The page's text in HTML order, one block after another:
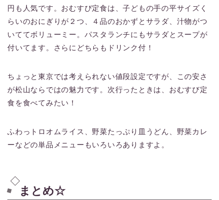
円も人気です。おむすび定食は、子どもの手の平サイズく
らいのおにぎりが２つ、４品のおかずとサラダ、汁物がつ
いててボリューミー。パスタランチにもサラダとスープが
付いてます。さらにどちらもドリンク付！
ちょっと東京では考えられない値段設定ですが、この安さ
が松山ならではの魅力です。次行ったときは、おむすび定
食を食べてみたい！
ふわっトロオムライス、野菜たっぷり皿うどん、野菜カレ
ーなどの単品メニューもいろいろありますよ。
まとめ☆